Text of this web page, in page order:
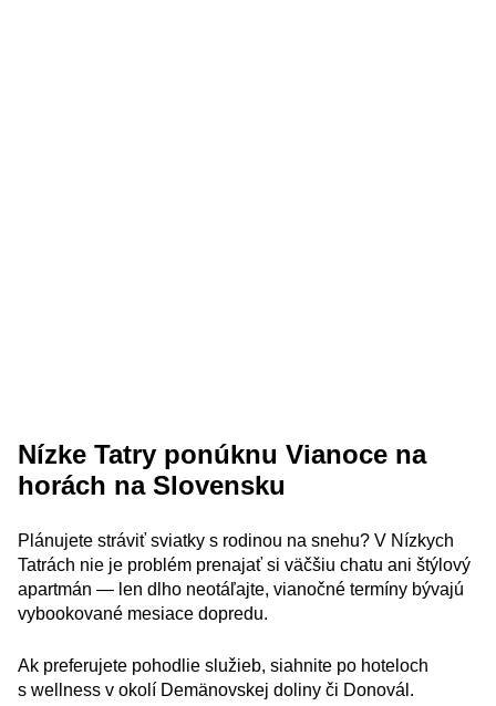
Nízke Tatry ponúknu Vianoce na
horách na Slovensku
Plánujete stráviť sviatky s rodinou na snehu? V Nízkych
Tatrách nie je problém prenajať si väčšiu chatu ani štýlový
apartmán — len dlho neotáľajte, vianočné termíny bývajú
vybookované mesiace dopredu.
Ak preferujete pohodlie služieb, siahnite po hoteloch
s wellness v okolí Demänovskej doliny či Donovál.